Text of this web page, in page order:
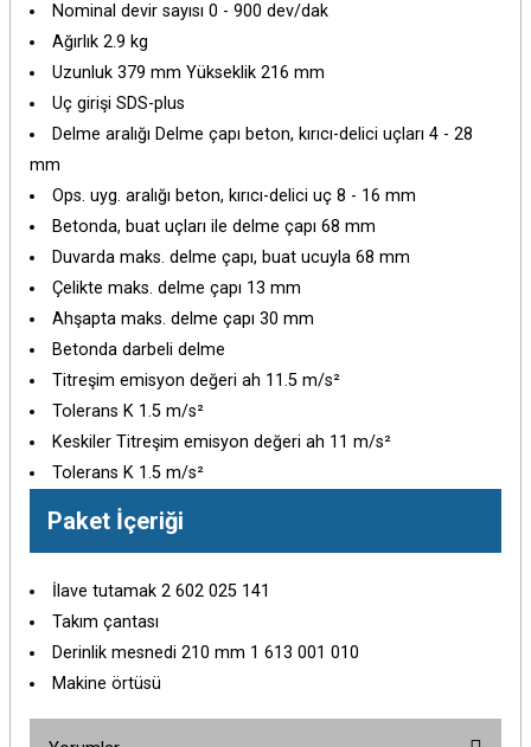
Nominal devir sayısı 0 - 900 dev/dak
Ağırlık 2.9 kg
Uzunluk 379 mm Yükseklik 216 mm
Uç girişi SDS-plus
Delme aralığı Delme çapı beton, kırıcı-delici uçları 4 - 28
mm
Ops. uyg. aralığı beton, kırıcı-delici uç 8 - 16 mm
Betonda, buat uçları ile delme çapı 68 mm
Duvarda maks. delme çapı, buat ucuyla 68 mm
Çelikte maks. delme çapı 13 mm
Ahşapta maks. delme çapı 30 mm
Betonda darbeli delme
Titreşim emisyon değeri ah 11.5 m/s²
Tolerans K 1.5 m/s²
Keskiler Titreşim emisyon değeri ah 11 m/s²
Tolerans K 1.5 m/s²
Paket İçeriği
İlave tutamak 2 602 025 141
Takım çantası
Derinlik mesnedi 210 mm 1 613 001 010
Makine örtüsü